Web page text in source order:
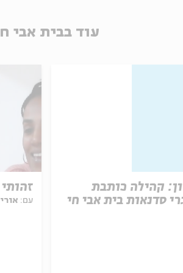
עוד בבית אבי
עם:
קהילה כותבת
סדנאות בית אבי חי